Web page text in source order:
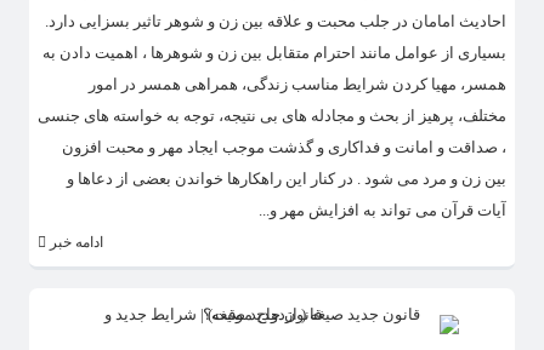
احادیث امامان در جلب محبت و علاقه بین زن و شوهر تاثیر بسزایی دارد.
بسیاری از عوامل مانند احترام متقابل بین زن و شوهرها ، اهمیت دادن به
همسر، مهیا کردن شرایط مناسب زندگی، همراهی همسر در امور
مختلف، پرهیز از بحث و مجادله ‌های بی ‌نتیجه، توجه به خواسته ‌های جنسی
، صداقت و امانت و فداکاری و گذشت موجب ایجاد مهر و محبت افزون
بین زن و مرد می شود . در کنار این راهکارها خواندن بعضی از دعاها و
آیات قرآن می تواند به افزایش مهر و...
ادامه خبر